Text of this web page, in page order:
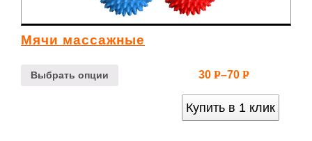
Мячи массажные
Выбрать опции 30 Р–70 Р
Купить в 1 клик